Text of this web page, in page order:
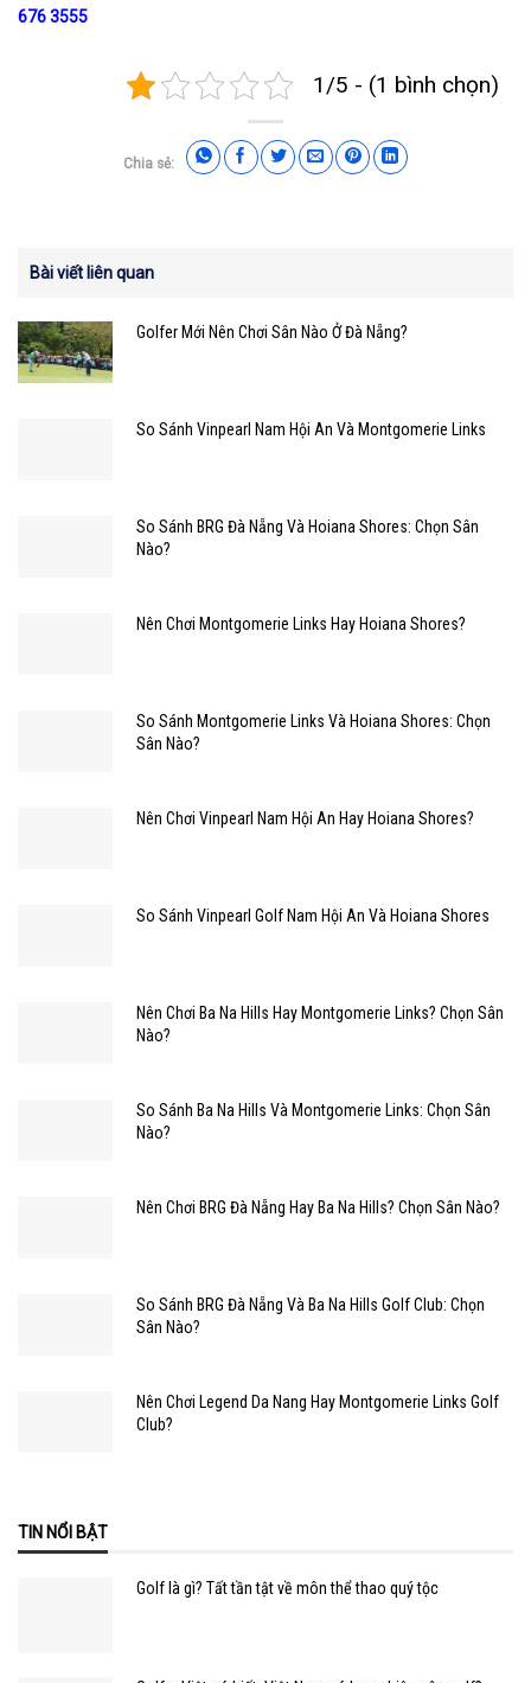
676 3555
1/5 - (1 bình chọn)
Chia sẻ:
Bài viết liên quan
Golfer Mới Nên Chơi Sân Nào Ở Đà Nẵng?
So Sánh Vinpearl Nam Hội An Và Montgomerie Links
So Sánh BRG Đà Nẵng Và Hoiana Shores: Chọn Sân
Nào?
Nên Chơi Montgomerie Links Hay Hoiana Shores?
So Sánh Montgomerie Links Và Hoiana Shores: Chọn
Sân Nào?
Nên Chơi Vinpearl Nam Hội An Hay Hoiana Shores?
So Sánh Vinpearl Golf Nam Hội An Và Hoiana Shores
Nên Chơi Ba Na Hills Hay Montgomerie Links? Chọn Sân
Nào?
So Sánh Ba Na Hills Và Montgomerie Links: Chọn Sân
Nào?
Nên Chơi BRG Đà Nẵng Hay Ba Na Hills? Chọn Sân Nào?
So Sánh BRG Đà Nẵng Và Ba Na Hills Golf Club: Chọn
Sân Nào?
Nên Chơi Legend Da Nang Hay Montgomerie Links Golf
Club?
TIN NỔI BẬT
Golf là gì? Tất tần tật về môn thể thao quý tộc